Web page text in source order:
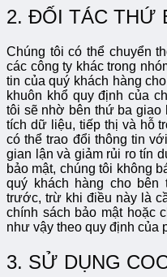
2. ĐỐI TÁC THỨ
Chúng tôi có thể chuyển
các công ty khác trong
tin của quý khách hàng
khuôn khổ quy định của
tôi sẽ nhờ bên thứ ba giao
tích dữ liệu, tiếp thị và hỗ
có thể trao đổi thông tin
gian lận và giảm rủi ro tín
bảo mật, chúng tôi không
quý khách hàng cho
trước, trừ khi điều này là
chính sách bảo mật hoặc
như vậy theo quy định của
3. SỬ DỤNG